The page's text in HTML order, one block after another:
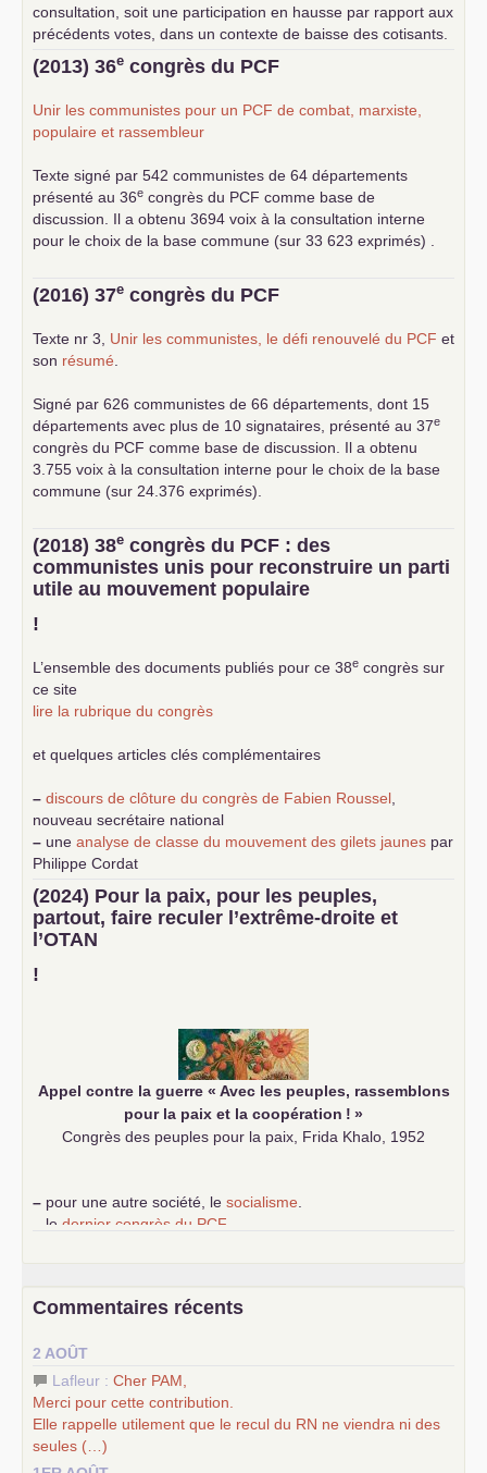
consultation, soit une participation en hausse par rapport aux
précédents votes, dans un contexte de baisse des cotisants.
... lire la suite
(2013) 36e congrès du PCF
Unir les communistes pour un PCF de combat, marxiste,
populaire et rassembleur
Texte signé par 542 communistes de 64 départements
présenté au 36e congrès du PCF comme base de
discussion. Il a obtenu 3694 voix à la consultation interne
pour le choix de la base commune (sur 33 623 exprimés) .
(2016) 37e congrès du PCF
Texte nr 3, Unir les communistes, le défi renouvelé du PCF et
son résumé
Signé par 626 communistes de 66 départements, dont 15
départements avec plus de 10 signataires, présenté au 37e
congrès du PCF comme base de discussion. Il a obtenu
3.755 voix à la consultation interne pour le choix de la base
commune (sur 24.376 exprimés).
(2018) 38e congrès du PCF : des
communistes unis pour reconstruire un parti
utile au mouvement populaire
!
L’ensemble des documents publiés pour ce 38e congrès sur
ce site
lire la rubrique du congrès
et quelques articles clés complémentaires
– discours de clôture du congrès de Fabien Roussel
nouveau secrétaire national
– une analyse de classe du mouvement des gilets jaunes par
Philippe Cordat
–
un texte de Jean-Claude Delaunay
le marxisme est la
science sociale de notre temps
–un appel proposé aux partis communistes et ouvrier
d’Europe
–
(2024) Pour la paix, pour les peuples,
partout, faire reculer l’extrême-droite et
l’OTAN
!
Appel contre la guerre « Avec les peuples, rassemblons
pour la paix et la coopération ! »
Congrès des peuples pour la paix, Frida Khalo, 1952
– pour une autre société, le socialisme
le dernier congrès du PCF
science sociale de notre temps
d’Europe
–lescinq chantiers pour contribuer au débat sur le projet
communiste
Commentaires récents
2 AOÛT
Lafleur : Cher PAM
Merci pour cette contribution.
Elle rappelle utilement que le recul du RN ne viendra ni des
seules (…)